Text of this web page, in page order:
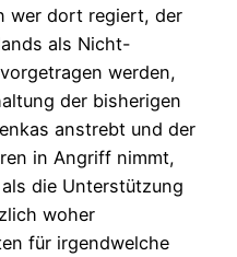
wer dort regiert, der
als Nicht-
werden,
der bisherigen
anstrebt und der
in Angriff nimmt,
die Unterstützung
woher
für irgendwelche